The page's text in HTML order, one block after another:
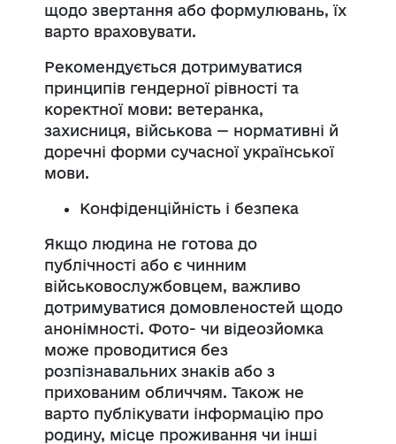
щодо звертання або формулювань, їх
варто враховувати.
Рекомендується дотримуватися
принципів гендерної рівності та
коректної мови: ветеранка,
захисниця, військова — нормативні й
доречні форми сучасної української
мови.
Конфіденційність і безпека
Якщо людина не готова до
публічності або є чинним
військовослужбовцем, важливо
дотримуватися домовленостей щодо
анонімності. Фото- чи відеозйомка
може проводитися без
розпізнавальних знаків або з
прихованим обличчям. Також не
варто публікувати інформацію про
родину, місце проживання чи інші